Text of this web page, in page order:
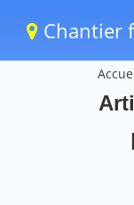
Chantier